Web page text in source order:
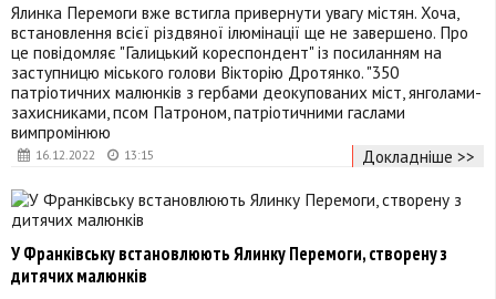
16.12.2022 13:15
Ялинка Перемоги вже встигла привернути увагу містян. Хоча,
встановлення всієї різдвяної ілюмінації ще не завершено. Про
це повідомляє "Галицький кореспондент" із посиланням на
заступницю міського голови Вікторію Дротянко. "350
патріотичних малюнків з гербами деокупованих міст, янголами-
захисниками, псом Патроном, патріотичними гаслами
вимпромінюю
Докладніше >>
У Франківську встановлюють Ялинку Перемоги, створену з
дитячих малюнків